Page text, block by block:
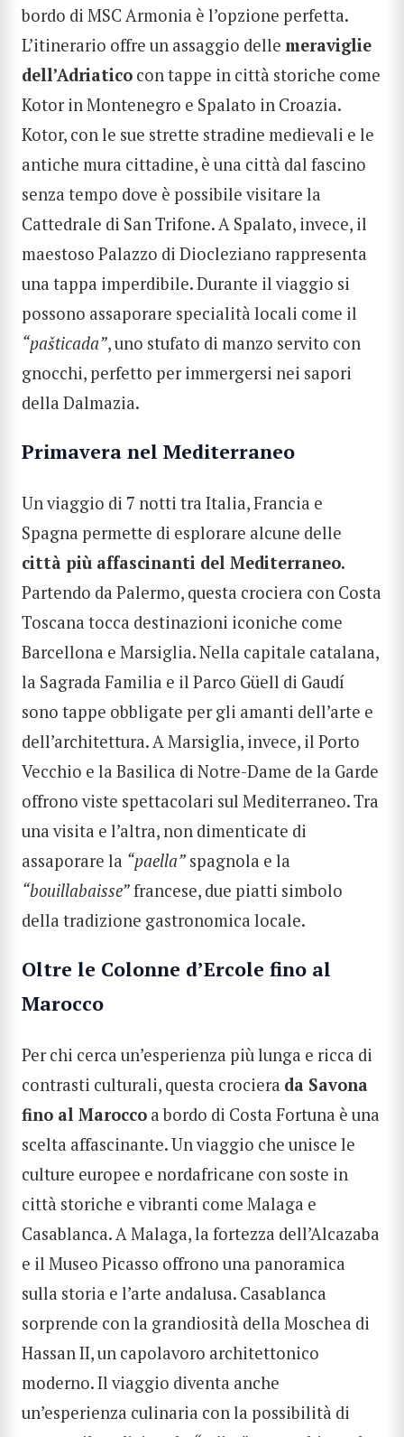
bordo di MSC Armonia è l’opzione perfetta.
L’itinerario offre un assaggio delle meraviglie
dell’Adriatico con tappe in città storiche come
Kotor in Montenegro e Spalato in Croazia.
Kotor, con le sue strette stradine medievali e le
antiche mura cittadine, è una città dal fascino
senza tempo dove è possibile visitare la
Cattedrale di San Trifone. A Spalato, invece, il
maestoso Palazzo di Diocleziano rappresenta
una tappa imperdibile. Durante il viaggio si
possono assaporare specialità locali come il
“pašticada”, uno stufato di manzo servito con
gnocchi, perfetto per immergersi nei sapori
della Dalmazia.
Primavera nel Mediterraneo
Un viaggio di 7 notti tra Italia, Francia e
Spagna permette di esplorare alcune delle
città più affascinanti del Mediterraneo.
Partendo da Palermo, questa crociera con Costa
Toscana tocca destinazioni iconiche come
Barcellona e Marsiglia. Nella capitale catalana,
la Sagrada Familia e il Parco Güell di Gaudí
sono tappe obbligate per gli amanti dell’arte e
dell’architettura. A Marsiglia, invece, il Porto
Vecchio e la Basilica di Notre-Dame de la Garde
offrono viste spettacolari sul Mediterraneo. Tra
una visita e l’altra, non dimenticate di
assaporare la “paella” spagnola e la
“bouillabaisse”francese, due piatti simbolo
della tradizione gastronomica locale.
Oltre le Colonne d’Ercole fino al
Marocco
Per chi cerca un’esperienza più lunga e ricca di
contrasti culturali, questa crociera da Savona
fino al Marocco a bordo di Costa Fortuna è una
scelta affascinante. Un viaggio che unisce le
culture europee e nordafricane con soste in
città storiche e vibranti come Malaga e
Casablanca. A Malaga, la fortezza dell’Alcazaba
e il Museo Picasso offrono una panoramica
sulla storia e l’arte andalusa. Casablanca
sorprende con la grandiosità della Moschea di
Hassan II, un capolavoro architettonico
moderno. Il viaggio diventa anche
un’esperienza culinaria con la possibilità di